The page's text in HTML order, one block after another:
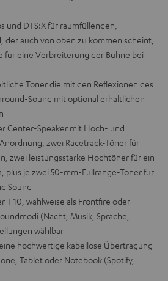
DTS:X für raumfüllenden,
der auch von oben zu kommen scheint,
für eine Verbreiterung der Bühne bei
Töner die mit den Reflexionen des
Sound mit optional erhältlichen
Center-Speaker mit Hoch- und
zwei Racetrack-Töner für
zwei leistungsstarke Hochtöner für ein
plus je zwei 50-mm-Fullrange-Töner für
Sound
T 10, wahlweise als Frontfire oder
(Nacht, Musik, Sprache,
wählbar
hochwertige kabellose Übertragung
Tablet oder Notebook (Spotify,